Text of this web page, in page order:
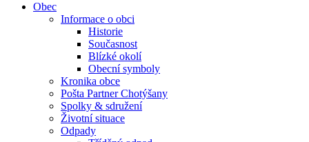
Obec
Informace o obci
Historie
Současnost
Blízké okolí
Obecní symboly
Kronika obce
Pošta Partner Chotýšany
Spolky & sdružení
Životní situace
Odpady